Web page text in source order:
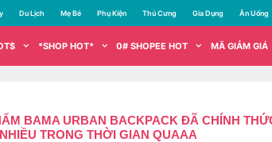
Du Lịch Mẹ Bé Phụ Kiện Thú Cưng Gia Dụng Ăn Uống
*SHOP HOT* 0# SHOPEE HOT MÃ GIẢM GIÁ
BAMA URBAN BACKPACK ĐÃ CHÍNH
TRONG THỜI GIAN QUAAA